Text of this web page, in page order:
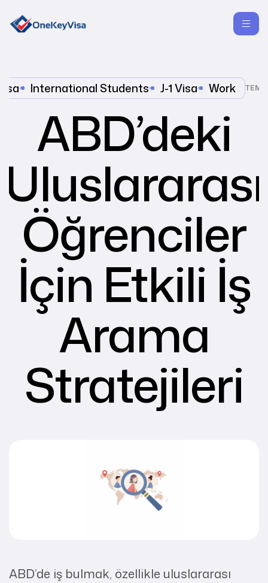
, International Students, J-1 Visa, Work
ABD’deki
Uluslararası
Öğrenciler
İçin Etkili İş
Arama
Stratejileri
ABD’de iş bulmak, özellikle uluslararası